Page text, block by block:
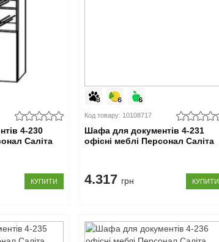
4-230
Саліта
КУПИТИ
Код товару: 10108717
Шафа для документів 4-231
офісні меблі Персонал Саліта
4.317 грн КУПИТИ